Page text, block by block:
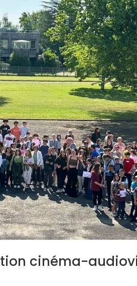
cinéma-